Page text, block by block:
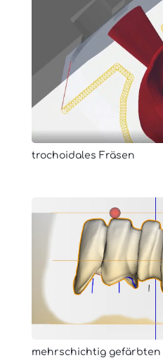
trochoidales Fräsen
mehrschichtig gefärbten